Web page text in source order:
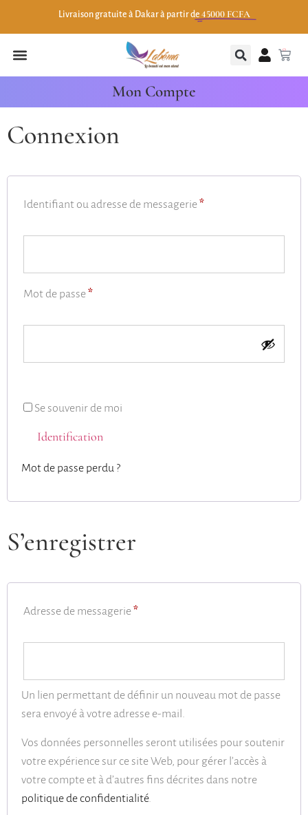
Livraison gratuite à Dakar à partir de 45000 FCFA
0
Mon Compte
Connexion
Identifiant ou adresse de messagerie*
Mot de passe*
Se souvenir de moi
Identification
Mot de passe perdu ?
S’enregistrer
Adresse de messagerie *
Un lien permettant de définir un nouveau mot de passe
sera envoyé à votre adresse e-mail.
Vos données personnelles seront utilisées pour soutenir
votre expérience sur ce site Web, pour gérer l’accès à
votre compte et à d’autres fins décrites dans notre
politique de confidentialité.